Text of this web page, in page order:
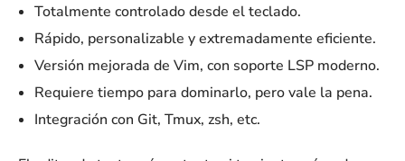
Totalmente controlado desde el teclado.
Rápido, personalizable y extremadamente eficiente.
Versión mejorada de Vim, con soporte LSP moderno.
Requiere tiempo para dominarlo, pero vale la pena.
Integración con Git, Tmux, zsh, etc.